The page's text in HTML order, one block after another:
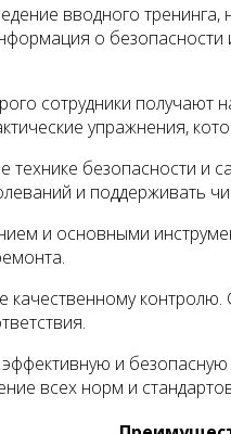
вводного
о
сотрудники
упражнения,
безопасности и
и поддерживать
и основными
и
всех норм и